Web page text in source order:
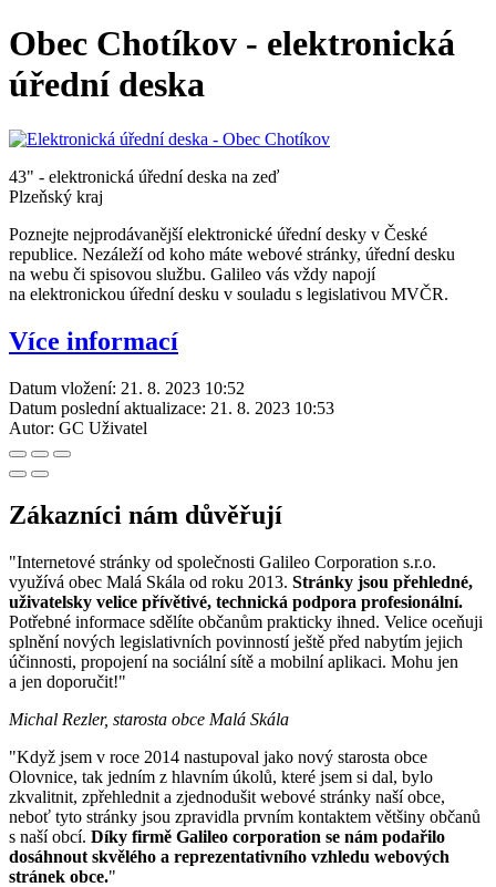
Obec Chotíkov - elektronická
úřední deska
43" - elektronická úřední deska na zeď
Plzeňský kraj
Poznejte nejprodávanější elektronické úřední desky v České
republice. Nezáleží od koho máte webové stránky, úřední desku
na webu či spisovou službu. Galileo vás vždy napojí
na elektronickou úřední desku v souladu s legislativou MVČR.
Více informací
Datum vložení: 21. 8. 2023 10:52
Datum poslední aktualizace: 21. 8. 2023 10:53
Autor: GC Uživatel
Zákazníci nám důvěřují
"Internetové stránky od společnosti Galileo Corporation s.r.o.
využívá obec Malá Skála od roku 2013. Stránky jsou přehledné,
uživatelsky velice přívětivé, technická podpora profesionální.
Potřebné informace sdělíte občanům prakticky ihned. Velice oceňuji
splnění nových legislativních povinností ještě před nabytím jejich
účinnosti, propojení na sociální sítě a mobilní aplikaci. Mohu jen
a jen doporučit!"
Michal Rezler, starosta obce Malá Skála
"Když jsem v roce 2014 nastupoval jako nový starosta obce
Olovnice, tak jedním z hlavním úkolů, které jsem si dal, bylo
zkvalitnit, zpřehlednit a zjednodušit webové stránky naší obce,
neboť tyto stránky jsou zpravidla prvním kontaktem většiny občanů
s naší obcí. Díky firmě Galileo corporation se nám podařilo
dosáhnout skvělého a reprezentativního vzhledu webových
stránek obce."